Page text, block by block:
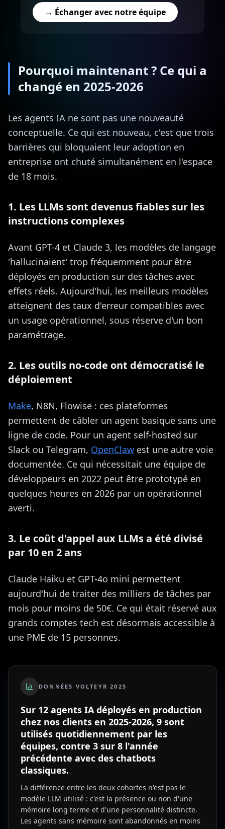
→ Échanger avec notre équipe
Pourquoi maintenant ? Ce qui a
changé en 2025-2026
Les agents IA ne sont pas une nouveauté
conceptuelle. Ce qui est nouveau, c'est que trois
barrières qui bloquaient leur adoption en
entreprise ont chuté simultanément en l'espace
de 18 mois.
1. Les LLMs sont devenus fiables sur les
instructions complexes
Avant GPT-4 et Claude 3, les modèles de langage
'hallucinaient' trop fréquemment pour être
déployés en production sur des tâches avec
effets réels. Aujourd'hui, les meilleurs modèles
atteignent des taux d'erreur compatibles avec
un usage opérationnel, sous réserve d'un bon
paramétrage.
2. Les outils no-code ont démocratisé le
déploiement
Make, N8N, Flowise : ces plateformes
permettent de câbler un agent basique sans une
ligne de code. Pour un agent self-hosted sur
Slack ou Telegram, OpenClaw est une autre voie
documentée. Ce qui nécessitait une équipe de
développeurs en 2022 peut être prototypé en
quelques heures en 2026 par un opérationnel
averti.
3. Le coût d'appel aux LLMs a été divisé
par 10 en 2 ans
Claude Haiku et GPT-4o mini permettent
aujourd'hui de traiter des milliers de tâches par
mois pour moins de 50€. Ce qui était réservé aux
grands comptes tech est désormais accessible à
une PME de 15 personnes.
DONNÉES VOLTEYR 2025
Sur 12 agents IA déployés en production
chez nos clients en 2025-2026, 9 sont
utilisés quotidiennement par les
équipes, contre 3 sur 8 l'année
précédente avec des chatbots
classiques.
La différence entre les deux cohortes n'est pas le
modèle LLM utilisé : c'est la présence ou non d'une
mémoire long terme et d'une personnalité distincte.
Les agents sans mémoire sont abandonnés en moins